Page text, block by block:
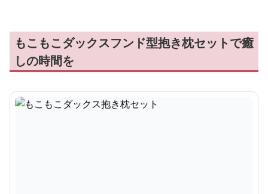
もこもこダックスフンド型抱き枕セットで癒
しの時間を